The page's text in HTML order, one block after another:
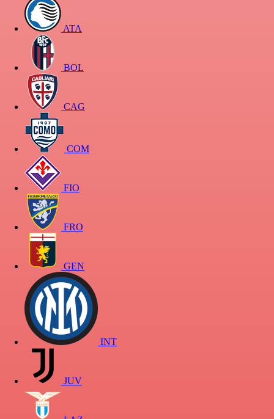
ATA
BOL
CAG
COM
FIO
FRO
GEN
INT
JUV